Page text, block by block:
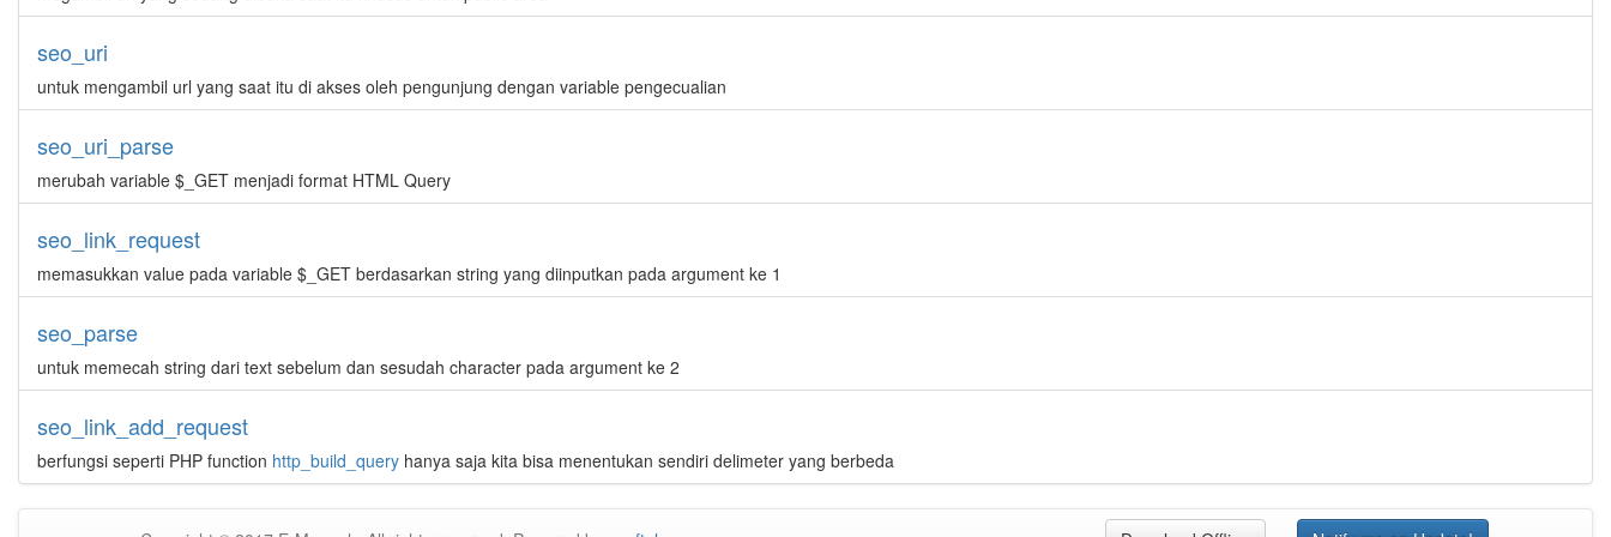
seo_uri
untuk mengambil url yang saat itu di akses oleh pengunjung dengan variable pengecualian
seo_uri_parse
merubah variable $_GET menjadi format HTML Query
seo_link_request
memasukkan value pada variable $_GET berdasarkan string yang diinputkan pada argument ke 1
seo_parse
untuk memecah string dari text sebelum dan sesudah character pada argument ke 2
seo_link_add_request
berfungsi seperti PHP function http_build_query hanya saja kita bisa menentukan sendiri delimeter yang berbeda